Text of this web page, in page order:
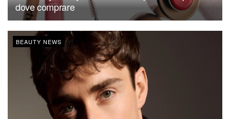
dove comprare
BEAUTY NEWS